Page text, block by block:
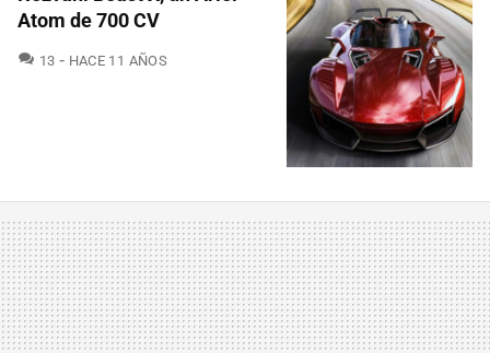
Atom de 700 CV
13 COMENTARIOS
HACE 11 AÑOS